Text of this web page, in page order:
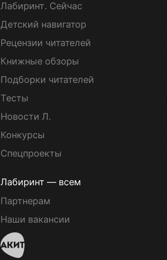
Лабиринт. Сейчас
Детский навигатор
Рецензии читателей
Книжные обзоры
Подборки читателей
Тесты
Новости Л.
Конкурсы
Спецпроекты
Лабиринт — всем
Партнерам
Наши вакансии